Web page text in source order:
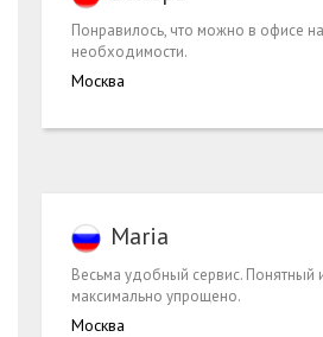
Понравилось, что можно в офисе
необходимости.
Москва
Maria
Весьма удобный сервис. Понятный
максимально упрощено.
Москва